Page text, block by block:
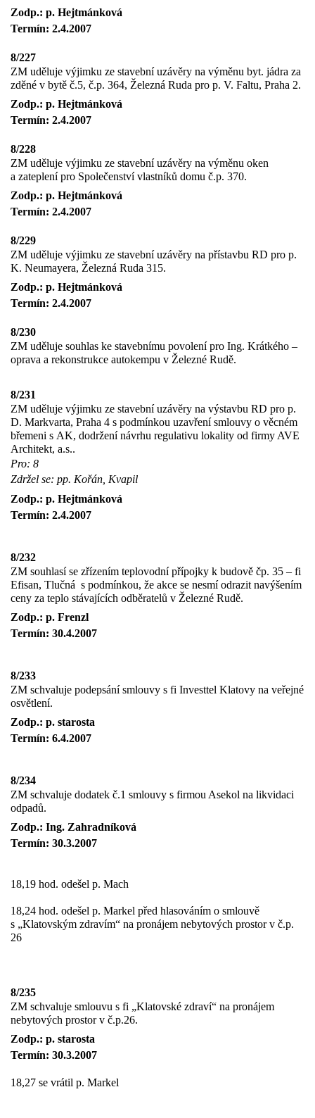
Zodp.: p. Hejtmánková
Termín: 2.4.2007
8/227
ZM uděluje výjimku ze stavební uzávěry na výměnu byt. jádra za
zděné v bytě č.5, č.p. 364, Železná Ruda pro p. V. Faltu, Praha 2.
Zodp.: p. Hejtmánková
Termín: 2.4.2007
8/228
ZM uděluje výjimku ze stavební uzávěry na výměnu oken
a zateplení pro Společenství vlastníků domu č.p. 370.
Zodp.: p. Hejtmánková
Termín: 2.4.2007
8/229
ZM uděluje výjimku ze stavební uzávěry na přístavbu RD pro p.
K. Neumayera, Železná Ruda 315.
Zodp.: p. Hejtmánková
Termín: 2.4.2007
8/230
ZM uděluje souhlas ke stavebnímu povolení pro Ing. Krátkého –
oprava a rekonstrukce autokempu v Železné Rudě.
8/231
ZM uděluje výjimku ze stavební uzávěry na výstavbu RD pro p.
D. Markvarta, Praha 4 s podmínkou uzavření smlouvy o věcném
břemeni s AK, dodržení návrhu regulativu lokality od firmy AVE
Architekt, a.s..
Pro: 8
Zdržel se: pp. Kořán, Kvapil
Zodp.: p. Hejtmánková
Termín: 2.4.2007
8/232
ZM souhlasí se zřízením teplovodní přípojky k budově čp. 35 – fi
Efisan, Tlučná s podmínkou, že akce se nesmí odrazit navýšením
ceny za teplo stávajících odběratelů v Železné Rudě.
Zodp.: p. Frenzl
Termín: 30.4.2007
8/233
ZM schvaluje podepsání smlouvy s fi Investtel Klatovy na veřejné
osvětlení.
Zodp.: p. starosta
Termín: 6.4.2007
8/234
ZM schvaluje dodatek č.1 smlouvy s firmou Asekol na likvidaci
odpadů.
Zodp.: Ing. Zahradníková
Termín: 30.3.2007
18,19 hod. odešel p. Mach
18,24 hod. odešel p. Markel před hlasováním o smlouvě
s „Klatovským zdravím“ na pronájem nebytových prostor v č.p.
26
8/235
ZM schvaluje smlouvu s fi „Klatovské zdraví“ na pronájem
nebytových prostor v č.p.26.
Zodp.: p. starosta
Termín: 30.3.2007
18,27 se vrátil p. Markel